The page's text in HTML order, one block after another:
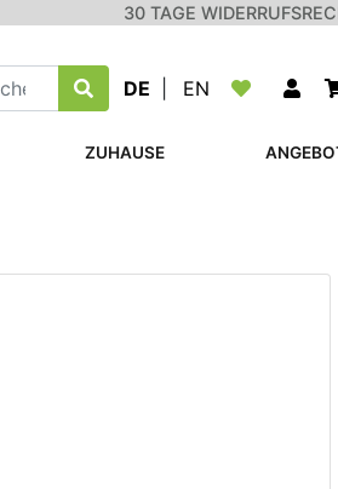
30 TAGE
DE EN
ZUHAUSE